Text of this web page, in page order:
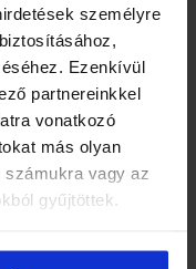
személyre
Ezenkívül
partnereinkkel
vonatkozó
más olyan
számukra vagy az
gyűjtöttek.
készítmény